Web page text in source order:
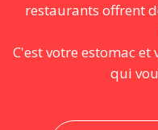
restaurants offrent
C'est votre estomac
qui